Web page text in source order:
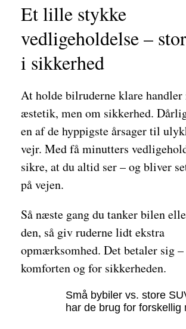
Et lille stykke
vedligeholdelse –
i sikkerhed
At holde bilruderne klare
æstetik, men om sikkerhed.
en af de hyppigste årsager til
vejr. Med få minutters
sikre, at du altid ser – og bliver
på vejen.
Så næste gang du tanker bilen
den, så giv ruderne lidt ekstra
opmærksomhed. Det betaler sig
komforten og for sikkerheden.
Små bybiler vs. store
har de brug for forskellig